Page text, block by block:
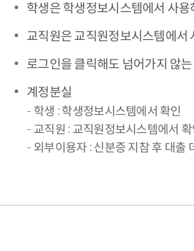
학생은 학생정보시스템에서 사
교직원은 교직원정보시스템에서
로그인을 클릭해도 넘어가지 않
계정분실
학생 : 학생정보시스템에서 확인
교직원 : 교직원정보시스템에서 확
외부이용자 : 신분증 지참 후 대출